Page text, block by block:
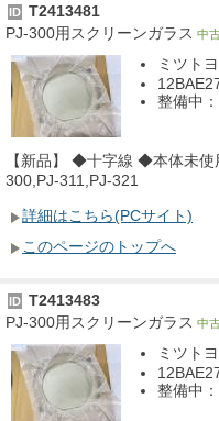
ID T2413481
PJ-300用スクリーンガラス 中
ミツトヨ
整備中
【新品】 ◆十字線 ◆本体未
300,PJ-311,PJ-321
詳細はこちら(PCサイト)
このページのトップへ
ID T2413483
PJ-300用スクリーンガラス 中
ミツトヨ
整備中